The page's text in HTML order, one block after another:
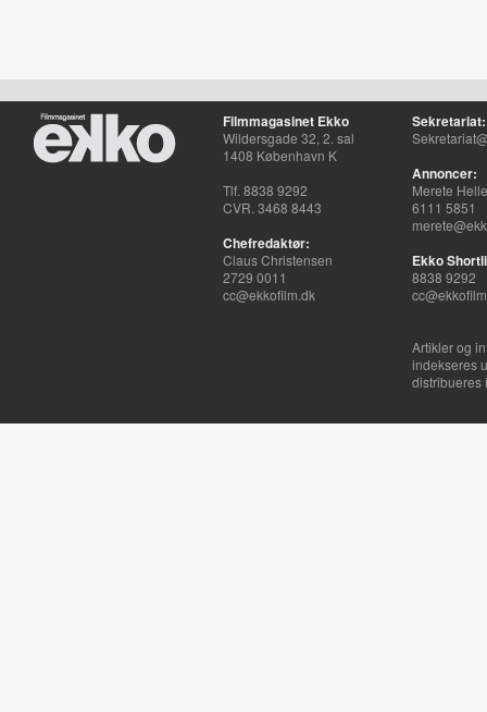
Filmmagasinet Ekko
Wildersgade 32, 2. sal
1408 København K
Tlf. 8838 9292
CVR. 3468 8443
Chefredaktør:
Claus Christensen
2729 0011
cc@ekkofilm.dk
Sekretariat:
Annoncer:
Merete
6111 5851
Ekko
8838 9292
Artikler og
indekseres
distribueres